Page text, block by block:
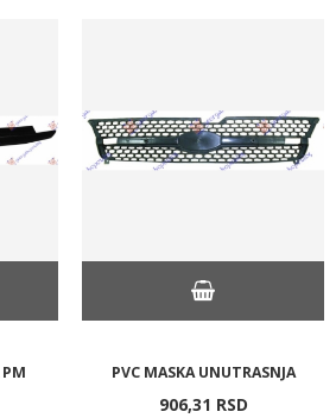
PM PVC MASKA UNUTRASNJA
906,31 RSD